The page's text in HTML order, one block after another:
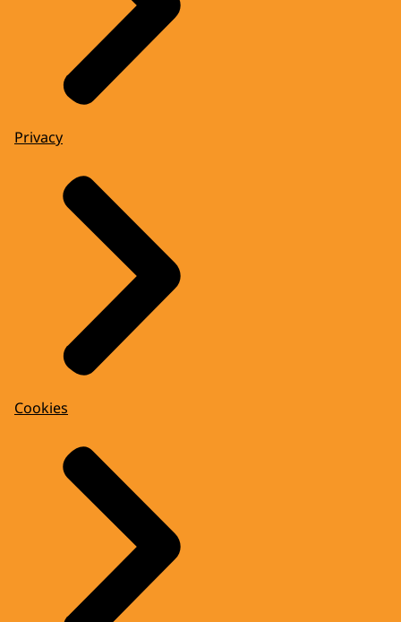
Privacy
Cookies